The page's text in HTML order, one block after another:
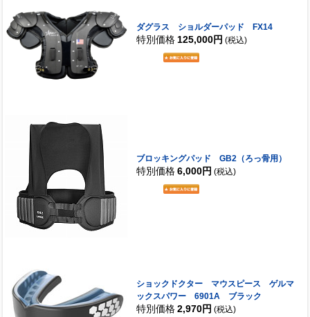
ダグラス ショルダーパッド FX14
特別価格 125,000円 (税込)
ブロッキングパッド GB2（ろっ骨用）
特別価格 6,000円 (税込)
ショックドクター マウスピース ゲルマ
ックスパワー 6901A ブラック
特別価格 2,970円 (税込)